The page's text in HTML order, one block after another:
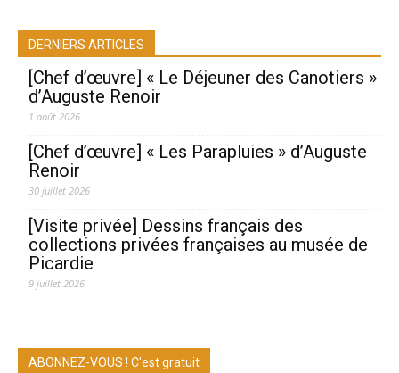
DERNIERS ARTICLES
[Chef d’œuvre] « Le Déjeuner des Canotiers »
d’Auguste Renoir
1 août 2026
[Chef d’œuvre] « Les Parapluies » d’Auguste
Renoir
30 juillet 2026
[Visite privée] Dessins français des
collections privées françaises au musée de
Picardie
9 juillet 2026
ABONNEZ-VOUS ! C'est gratuit